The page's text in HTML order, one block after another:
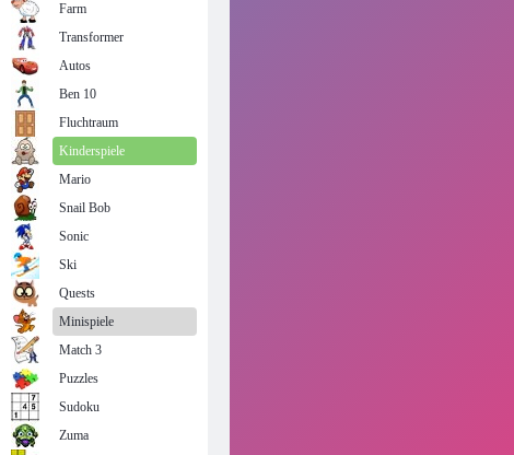
Farm
Transformer
Autos
Ben 10
Fluchtraum
Kinderspiele
Mario
Snail Bob
Sonic
Ski
Quests
Minispiele
Match 3
Puzzles
Sudoku
Zuma